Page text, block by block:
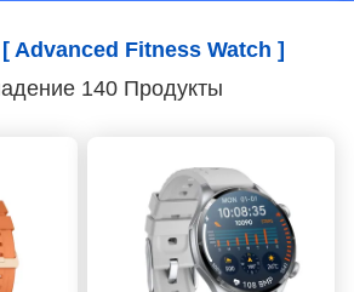
[ Advanced Fitness Watch ]
140 Продукты